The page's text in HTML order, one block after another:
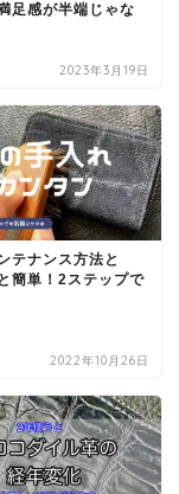
足感が半端じゃな
2023年3月19日
テナンス方法と
簡単！2ステップで
2022年10月26日